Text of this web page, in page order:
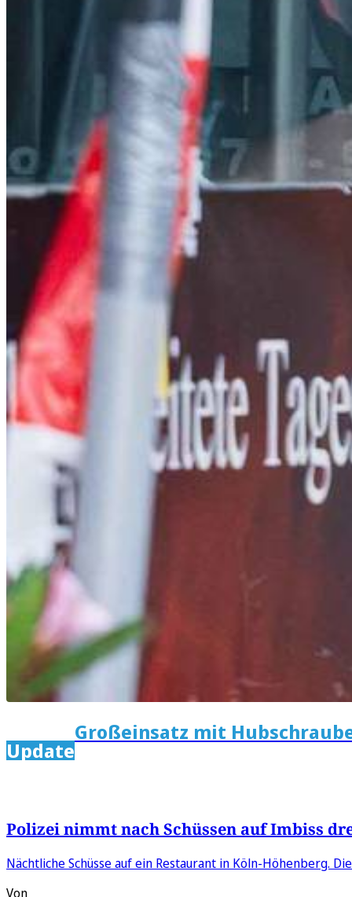
Update
Großeinsatz mit
Polizei nimmt nach Schüssen auf Imbiss
Nächtliche Schüsse auf ein Restaurant in Köln-Höhenberg.
Von